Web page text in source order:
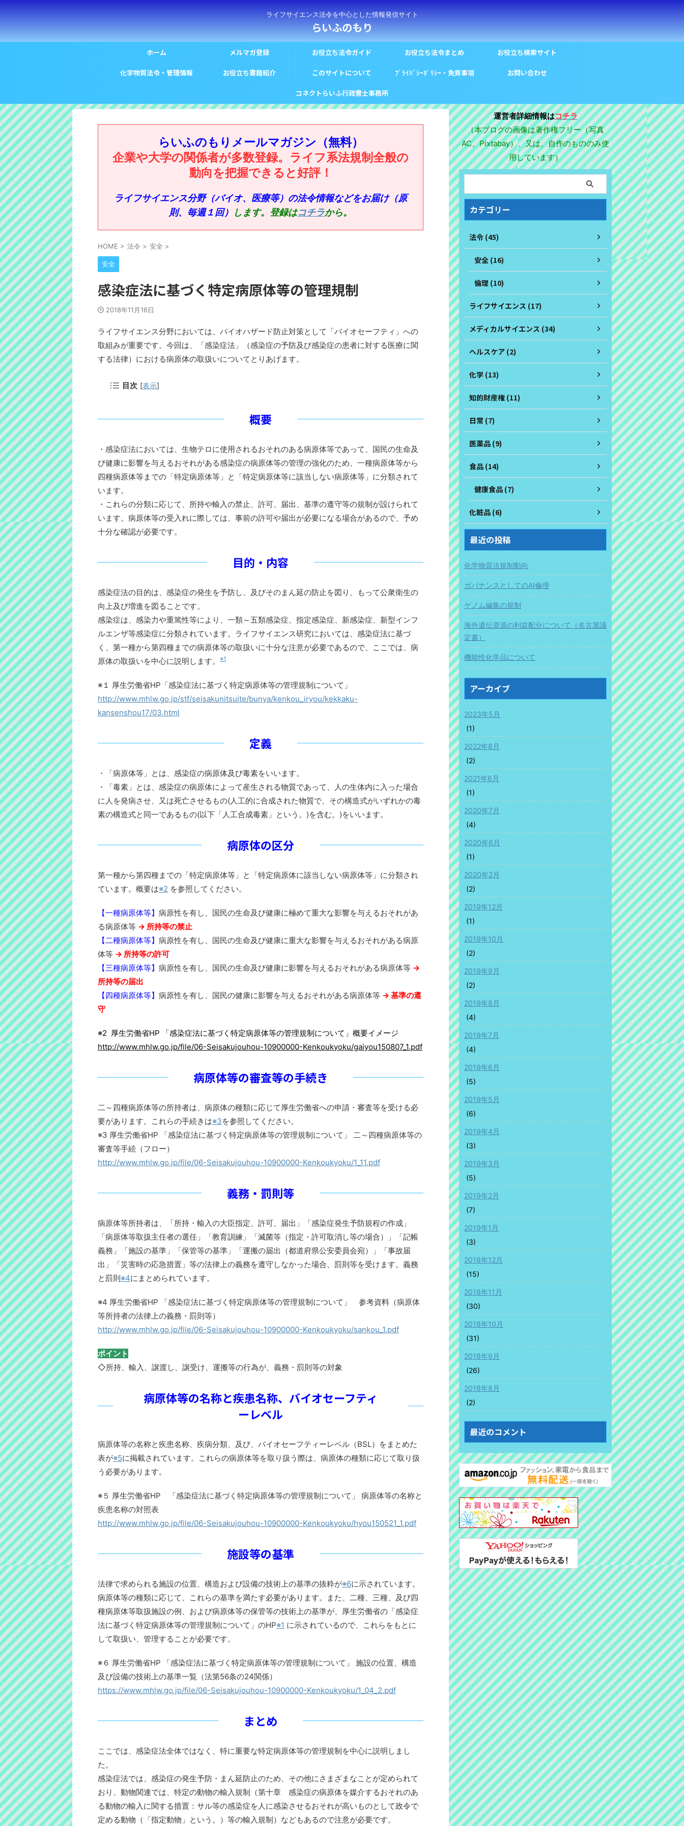
ライフサイエンス法令を中心とした情報発信サイト
らいふのもり
ホーム メルマガ登録 お役立ち法令ガイド お役立ち法令まとめ お役立ち検索サイト
化学物質法令・管理情報 お役立ち書籍紹介 このサイトについて ﾌﾟﾗｲﾊﾞｼｰﾎﾟﾘｼｰ・免責事項 お問い合わせ
コネクトらいふ行政書士事務所
らいふのもりメールマガジン（無料）
企業や大学の関係者が多数登録。ライフ系法規制全般の
動向を把握できると好評！
ライフサイエンス分野（バイオ、医療等）の法令情報などをお届け（原
則、毎週１回）
します。登録はコチラから。
HOME > 法令 > 安全 >
安全
感染症法に基づく特定病原体等の管理規制
2018年11月16日
ライフサイエンス分野においては、バイオハザード防止対策として「バイオセーフティ」への
取組みが重要です。今回は、「感染症法」（感染症の予防及び感染症の患者に対する医療に関
する法律）における病原体の取扱いについてとりあげます。
目次 [表示]
概要
・感染症法においては、生物テロに使用されるおそれのある病原体等であって、国民の生命及
び健康に影響を与えるおそれがある感染症の病原体等の管理の強化のため、一種病原体等から
四種病原体等までの「特定病原体等」と「特定病原体等に該当しない病原体等」に分類されて
います。
・これらの分類に応じて、所持や輸入の禁止、許可、届出、基準の遵守等の規制が設けられて
います。病原体等の受入れに際しては、事前の許可や届出が必要になる場合があるので、予め
十分な確認が必要です。
目的・内容
感染症法の目的は、感染症の発生を予防し、及びそのまん延の防止を図り、もって公衆衛生の
向上及び増進を図ることです。
感染症は、感染力や重篤性等により、一類～五類感染症、指定感染症、新感染症、新型インフ
ルエンザ等感染症に分類されています。ライフサイエンス研究においては、感染症法に基づ
く、第一種から第四種までの病原体等の取扱いに十分な注意が必要であるので、ここでは、病
原体の取扱いを中心に説明します。
※1
※１ 厚生労働省HP「感染症法に基づく特定病原体等の管理規制について」
http://www.mhlw.go.jp/stf/seisakunitsuite/bunya/kenkou_iryou/kekkaku-
kansenshou17/03.html
定義
・「病原体等」とは、感染症の病原体及び毒素をいいます。
・「毒素」とは、感染症の病原体によって産生される物質であって、人の生体内に入った場合
に人を発病させ、又は死亡させるもの(人工的に合成された物質で、その構造式がいずれかの毒
素の構造式と同一であるもの(以下「人工合成毒素」という。)を含む。)をいいます。
病原体の区分
第一種から第四種までの「特定病原体等」と「特定病原体に該当しない病原体等」に分類され
ています。概要は※2 を参照してください。
【一種病原体等】 病原性を有し、国民の生命及び健康に極めて重大な影響を与えるおそれがあ
る病原体等 → 所持等の禁止
【二種病原体等】 病原性を有し、国民の生命及び健康に重大な影響を与えるおそれがある病原
体等 → 所持等の許可
【三種病原体等】 病原性を有し、国民の生命及び健康に影響を与えるおそれがある病原体等 →
所持等の届出
【四種病原体等】 病原性を有し、国民の健康に影響を与えるおそれがある病原体等 → 基準の遵
守
※2 厚生労働省HP 「感染症法に基づく特定病原体等の管理規制について」概要イメージ
http://www.mhlw.go.jp/file/06-Seisakujouhou-10900000-Kenkoukyoku/gaiyou150807_1.pdf
病原体等の審査等の手続き
二～四種病原体等の所持者は、病原体の種類に応じて厚生労働省への申請・審査等を受ける必
要があります。これらの手続きは※3を参照してください。
※3 厚生労働省HP 「感染症法に基づく特定病原体等の管理規制について」 二～四種病原体等の
審査等手続（フロー）
http://www.mhlw.go.jp/file/06-Seisakujouhou-10900000-Kenkoukyoku/1_11.pdf
義務・罰則等
病原体等所持者は、「所持・輸入の大臣指定、許可、届出」「感染症発生予防規程の作成」
「病原体等取扱主任者の選任」「教育訓練」「滅菌等（指定・許可取消し等の場合）」「記帳
義務」「施設の基準」「保管等の基準」「運搬の届出（都道府県公安委員会宛）」「事故届
出」「災害時の応急措置」等の法律上の義務を遵守しなかった場合、罰則等を受けます。義務
と罰則※4にまとめられています。
※4 厚生労働省HP 「感染症法に基づく特定病原体等の管理規制について」 参考資料（病原体
等所持者の法律上の義務・罰則等）
http://www.mhlw.go.jp/file/06-Seisakujouhou-10900000-Kenkoukyoku/sankou_1.pdf
ポイント
◇所持、輸入、譲渡し、譲受け、運搬等の行為が、義務・罰則等の対象
病原体等の名称と疾患名称、バイオセーフティ
ーレベル
病原体等の名称と疾患名称、疾病分類、及び、バイオセーフティーレベル（BSL）をまとめた
表が※5に掲載されています。これらの病原体等を取り扱う際は、病原体の種類に応じて取り扱
う必要があります。
※５ 厚生労働省HP 「感染症法に基づく特定病原体等の管理規制について」 病原体等の名称と
疾患名称の対照表
http://www.mhlw.go.jp/file/06-Seisakujouhou-10900000-Kenkoukyoku/hyou150521_1.pdf
施設等の基準
法律で求められる施設の位置、構造および設備の技術上の基準の抜粋が※6に示されています。
病原体等の種類に応じて、これらの基準を満たす必要があります。また、二種、三種、及び四
種病原体等取扱施設の例、および病原体等の保管等の技術上の基準が、厚生労働省の「感染症
法に基づく特定病原体等の管理規制について」のHP※1 に示されているので、これらをもとに
して取扱い、管理することが必要です。
※６ 厚生労働省HP 「感染症法に基づく特定病原体等の管理規制について」 施設の位置、構造
及び設備の技術上の基準一覧（法第56条の24関係）
https://www.mhlw.go.jp/file/06-Seisakujouhou-10900000-Kenkoukyoku/1_04_2.pdf
まとめ
ここでは、感染症法全体ではなく、特に重要な特定病原体等の管理規制を中心に説明しまし
た。
感染症法では、感染症の発生予防・まん延防止のため、その他にさまざまなことが定められて
おり、動物関連では、特定の動物の輸入規制（第十章 感染症の病原体を媒介するおそれのあ
る動物の輸入に関する措置：サル等の感染症を人に感染させるおそれが高いものとして政令で
定める動物（「指定動物」という。）等の輸入規制）などもあるので注意が必要です。
運営者詳細情報はコチラ
（本ブログの画像は著作権フリー（写真
AC、Pixtabay）、又は、自作のもののみ使
用しています）
カテゴリー
法令 (45)
安全 (16)
倫理 (10)
ライフサイエンス (17)
メディカルサイエンス (34)
ヘルスケア (2)
化学 (13)
知的財産権 (11)
日常 (7)
医薬品 (9)
食品 (14)
健康食品 (7)
化粧品 (6)
最近の投稿
化学物質法規制動向
ガバナンスとしてのAI倫理
ゲノム編集の規制
海外遺伝資源の利益配分について（名古屋議
定書）
機能性化学品について
アーカイブ
2023年5月
(1)
2022年8月
(2)
2021年6月
(1)
2020年7月
(4)
2020年6月
(1)
2020年2月
(2)
2019年12月
(1)
2019年10月
(2)
2019年9月
(2)
2019年8月
(4)
2019年7月
(4)
2019年6月
(5)
2019年5月
(6)
2019年4月
(3)
2019年3月
(5)
2019年2月
(7)
2019年1月
(3)
2018年12月
(15)
2018年11月
(30)
2018年10月
(31)
2018年9月
(26)
2018年8月
(2)
最近のコメント